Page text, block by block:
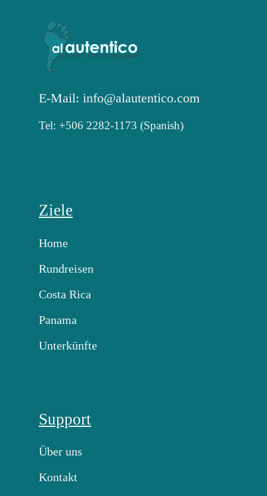
E-Mail: info@alautentico.com
Tel: +506 2282-1173 (Spanish)
Ziele
Home
Rundreisen
Costa Rica
Panama
Unterkünfte
Support
Über uns
Kontakt